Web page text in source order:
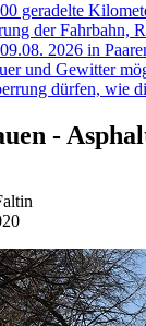
geradelte
der Fahrbahn,
2026 in
und Gewitter
dürfen, wie
-